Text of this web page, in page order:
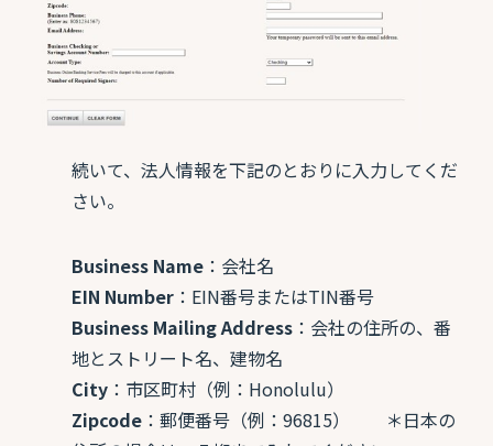
続いて、法人情報を下記のとおりに入力してくだ
さい。
Business Name ：会社名
EIN Number ：EIN番号またはTIN番号
Business Mailing Address ：会社の住所の、番
地とストリート名、建物名
City ：市区町村（例：Honolulu）
Zipcode ：郵便番号（例：96815）
＊日本の